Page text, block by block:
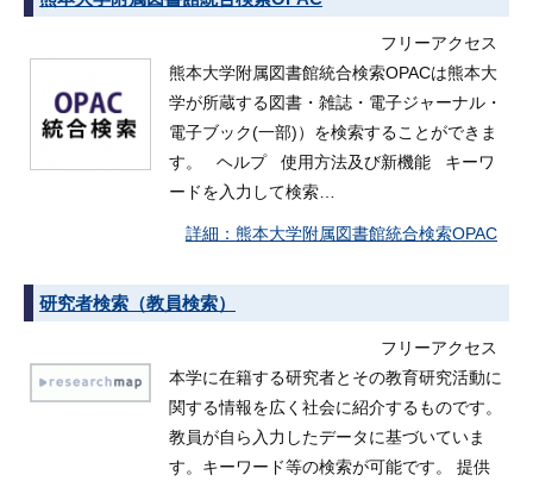
フリーアクセス
熊本大学附属図書館統合検索OPACは熊本大
学が所蔵する図書・雑誌・電子ジャーナル・
電子ブック(一部)）を検索することができま
す。 ヘルプ 使用方法及び新機能 キーワ
ードを入力して検索…
熊本大学附属図書館統合検索OPAC
研究者検索（教員検索）
フリーアクセス
本学に在籍する研究者とその教育研究活動に
関する情報を広く社会に紹介するものです。
教員が自ら入力したデータに基づいていま
す。キーワード等の検索が可能です。 提供